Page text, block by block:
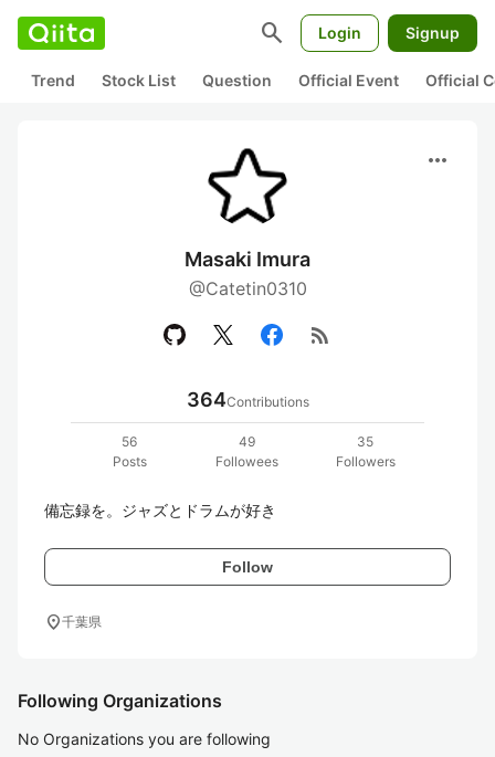
search Login Signup
Trend Stock List Question Official Event Official
more_horiz
Masaki Imura
@Catetin0310
rss_feed
364Contributions
56
Posts
49
Followees
35
Followers
備忘録を。ジャズとドラムが好き
Follow
location_on千葉県
Following Organizations
No Organizations you are following